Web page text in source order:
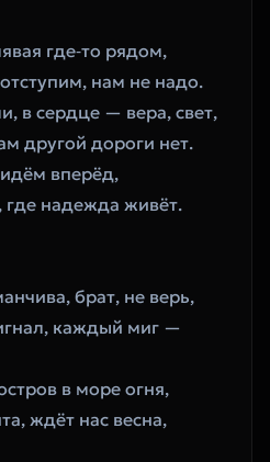
где‑то рядом,
нам не надо.
в сердце — вера, свет,
другой дороги нет.
вперёд,
где надежда живёт.
брат, не верь,
каждый миг —
в море огня,
ждёт нас весна,